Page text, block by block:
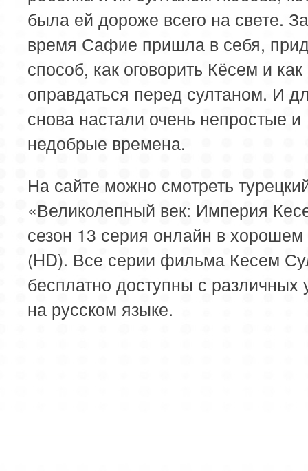
была ей дороже всего на свете.
время Сафие пришла в себя,
способ, как оговорить Кёсем и как
оправдаться перед султаном. И
снова настали очень непростые и
недобрые времена.
На сайте можно смотреть
«Великолепный век: Империя
сезон 13 серия онлайн в хорошем
(HD). Все серии фильма Кесем
бесплатно доступны с различных
на русском языке.